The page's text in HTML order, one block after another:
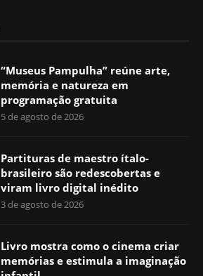
“Museus Pampulha” reúne arte,
memória e natureza em
programação gratuita
5 de agosto de 2026
Partituras de maestro ítalo-
brasileiro são redescobertas e
viram livro digital inédito
3 de agosto de 2026
Livro mostra como o cinema criar
memórias e estimula a imaginação